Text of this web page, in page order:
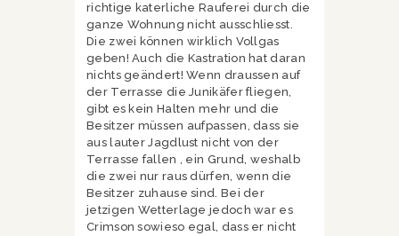
richtige katerliche Rauferei durch die
ganze Wohnung nicht ausschliesst.
Die zwei können wirklich Vollgas
geben! Auch die Kastration hat daran
nichts geändert! Wenn draussen auf
der Terrasse die Junikäfer fliegen,
gibt es kein Halten mehr und die
Besitzer müssen aufpassen, dass sie
aus lauter Jagdlust nicht von der
Terrasse fallen , ein Grund, weshalb
die zwei nur raus dürfen, wenn die
Besitzer zuhause sind. Bei der
jetzigen Wetterlage jedoch war es
Crimson sowieso egal, dass er nicht